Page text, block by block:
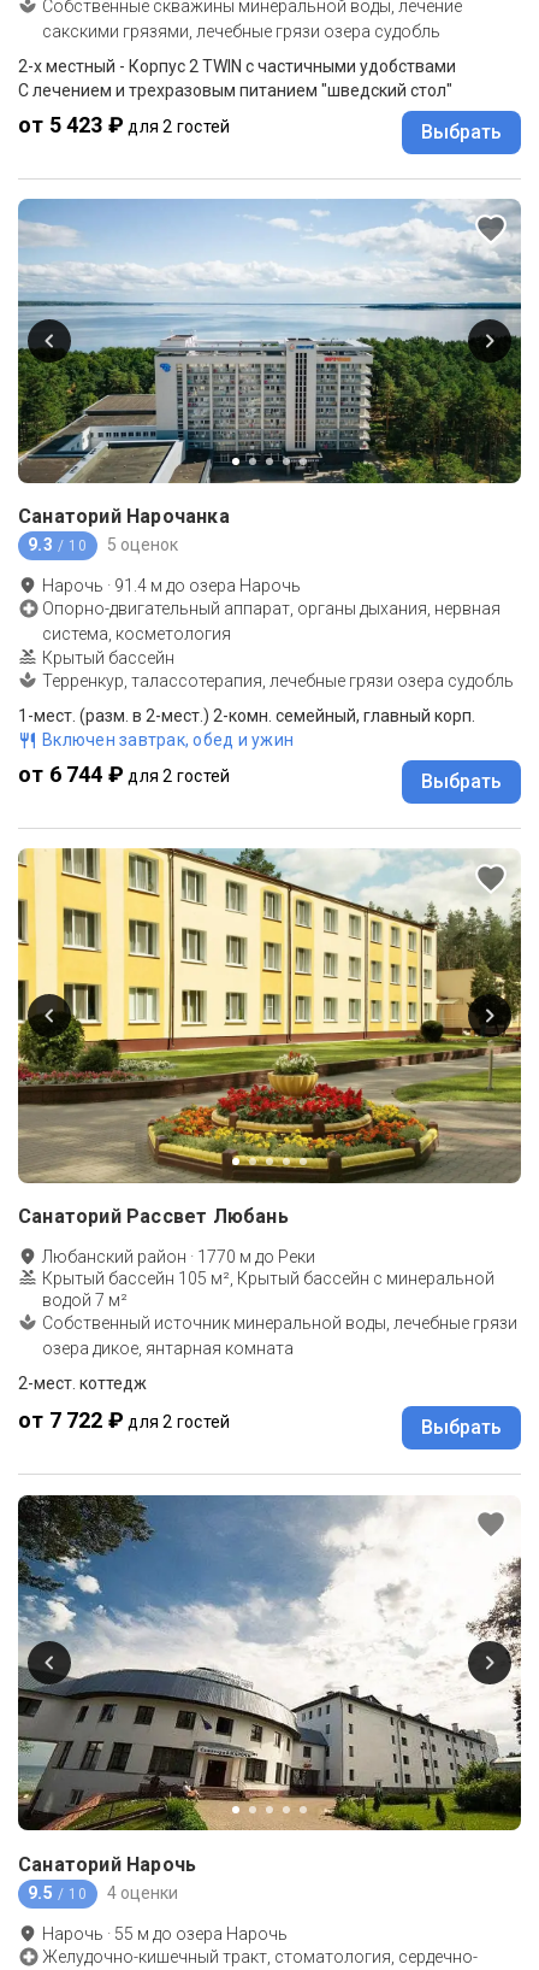
Собственные скважины минеральной воды, лечение
сакскими грязями, лечебные грязи озера судобль
2-x местный - Корпус 2 TWIN с частичными удобствами
С лечением и трехразовым питанием "шведский стол"
от 5 423 ₽ для 2 гостей Выбрать
Санаторий Нарочанка
9.3 / 10 5 оценок
Нарочь · 91.4 м до озера Нарочь
Опорно-двигательный аппарат, органы дыхания, нервная
система, косметология
Крытый бассейн
Терренкур, талассотерапия, лечебные грязи озера судобль
1-мест. (разм. в 2-мест.) 2-комн. семейный, главный корп.
Включен завтрак, обед и ужин
от 6 744 ₽ для 2 гостей Выбрать
Санаторий Рассвет Любань
Любанский район · 1770 м до Реки
Крытый бассейн 105 м², Крытый бассейн с минеральной
водой 7 м²
Собственный источник минеральной воды, лечебные грязи
озера дикое, янтарная комната
2-мест. коттедж
от 7 722 ₽ для 2 гостей Выбрать
Санаторий Нарочь
9.5 / 10 4 оценки
Нарочь · 55 м до озера Нарочь
Желудочно-кишечный тракт, стоматология, сердечно-